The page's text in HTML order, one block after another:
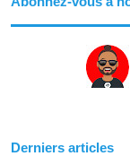
b
o
Derniers articles